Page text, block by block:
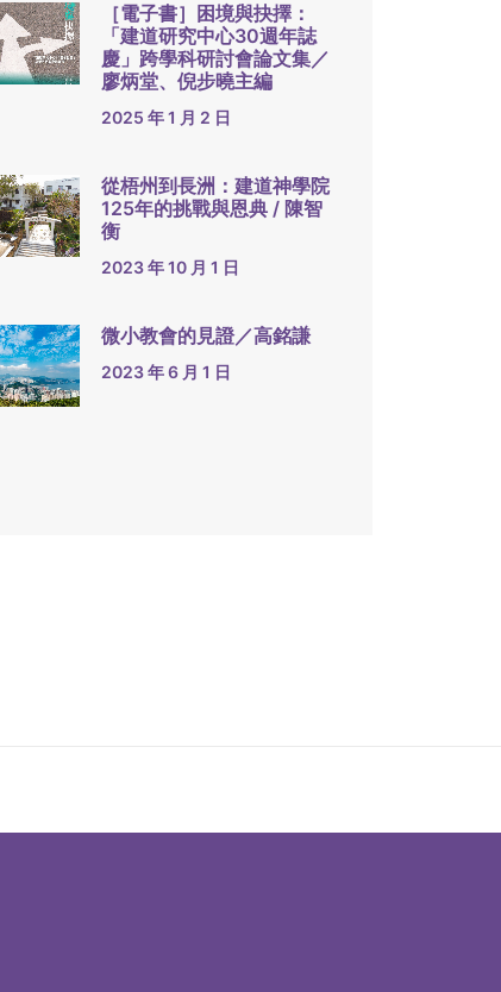
［電子書］困境與抉擇：
「建道研究中心30週年誌
慶」跨學科研討會論文集／
廖炳堂、倪步曉主編
2025 年 1 月 2 日
從梧州到長洲：建道神學院
125年的挑戰與恩典 / 陳智
衡
2023 年 10 月 1 日
微小教會的見證／高銘謙
2023 年 6 月 1 日